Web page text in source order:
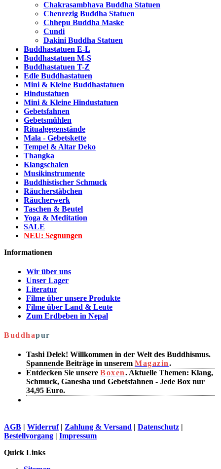
Chakrasambhava Buddha Statuen
Chenrezig Buddha Statuen
Chhepu Buddha Maske
Cundi
Dakini Buddha Statuen
Buddhastatuen E-L
Buddhastatuen M-S
Buddhastatuen T-Z
Edle Buddhastatuen
Mini & Kleine Buddhastatuen
Hindustatuen
Mini & Kleine Hindustatuen
Gebetsfahnen
Gebetsmühlen
Ritualgegenstände
Mala - Gebetskette
Tempel & Altar Deko
Thangka
Klangschalen
Musikinstrumente
Buddhistischer Schmuck
Räucherstäbchen
Räucherwerk
Taschen & Beutel
Yoga & Meditation
SALE
NEU: Segnungen
Informationen
Wir über uns
Unser Lager
Literatur
Filme über unsere Produkte
Filme über Land & Leute
Zum Erdbeben in Nepal
Buddhapur
Tashi Delek! Willkommen in der Welt des Buddhismus.
Spannende Beiträge in unserem Magazin.
Entdecken Sie unsere Boxen. Aktuelle Themen: Klang,
Schmuck, Ganesha und Gebetsfahnen - Jede Box nur
34,95 Euro.
AGB | Widerruf| Zahlung & Versand | Datenschutz |
Bestellvorgang | Impressum
Quick Links